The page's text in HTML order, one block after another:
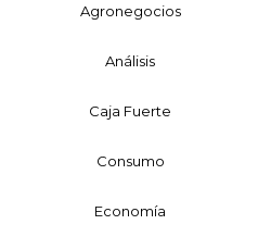
Agronegocios
Análisis
Caja Fuerte
Consumo
Economía